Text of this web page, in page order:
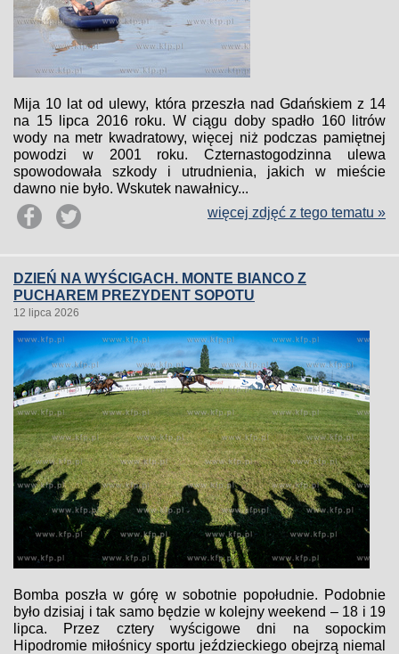
Mija 10 lat od ulewy, która przeszła nad Gdańskiem z 14
na 15 lipca 2016 roku. W ciągu doby spadło 160 litrów
wody na metr kwadratowy, więcej niż podczas pamiętnej
powodzi w 2001 roku. Czternastogodzinna ulewa
spowodowała szkody i utrudnienia, jakich w mieście
dawno nie było. Wskutek nawałnicy...
więcej zdjęć z tego tematu »
DZIEŃ NA WYŚCIGACH. MONTE BIANCO Z
PUCHAREM PREZYDENT SOPOTU
12 lipca 2026
Bomba poszła w górę w sobotnie popołudnie. Podobnie
było dzisiaj i tak samo będzie w kolejny weekend – 18 i 19
lipca. Przez cztery wyścigowe dni na sopockim
Hipodromie miłośnicy sportu jeździeckiego obejrzą niemal